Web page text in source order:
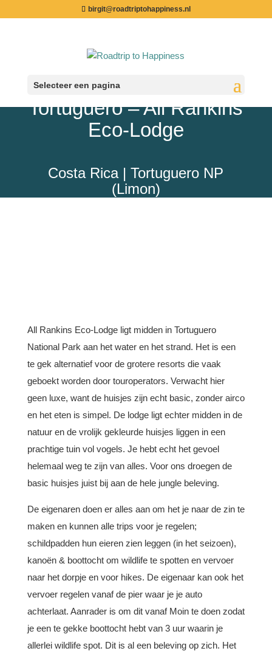
birgit@roadtriptohappiness.nl
Selecteer een pagina
Tortuguero – All Rankins
Eco-Lodge
Costa Rica | Tortuguero NP
(Limon)
All Rankins Eco-Lodge ligt midden in Tortuguero
National Park aan het water en het strand. Het is een
te gek alternatief voor de grotere resorts die vaak
geboekt worden door touroperators. Verwacht hier
geen luxe, want de huisjes zijn echt basic, zonder airco
en het eten is simpel. De lodge ligt echter midden in de
natuur en de vrolijk gekleurde huisjes liggen in een
prachtige tuin vol vogels. Je hebt echt het gevoel
helemaal weg te zijn van alles. Voor ons droegen de
basic huisjes juist bij aan de hele jungle beleving.
De eigenaren doen er alles aan om het je naar de zin te
maken en kunnen alle trips voor je regelen;
schildpadden hun eieren zien leggen (in het seizoen),
kanoën & boottocht om wildlife te spotten en vervoer
naar het dorpje en voor hikes. De eigenaar kan ook het
vervoer regelen vanaf de pier waar je je auto
achterlaat. Aanrader is om dit vanaf Moin te doen zodat
je een te gekke boottocht hebt van 3 uur waarin je
allerlei wildlife spot. Dit is al een beleving op zich. Het